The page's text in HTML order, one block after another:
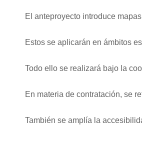
El anteproyecto introduce
Estos se aplicarán en ámbitos
Todo ello se realizará bajo la
En materia de contratación, se
También se amplía la